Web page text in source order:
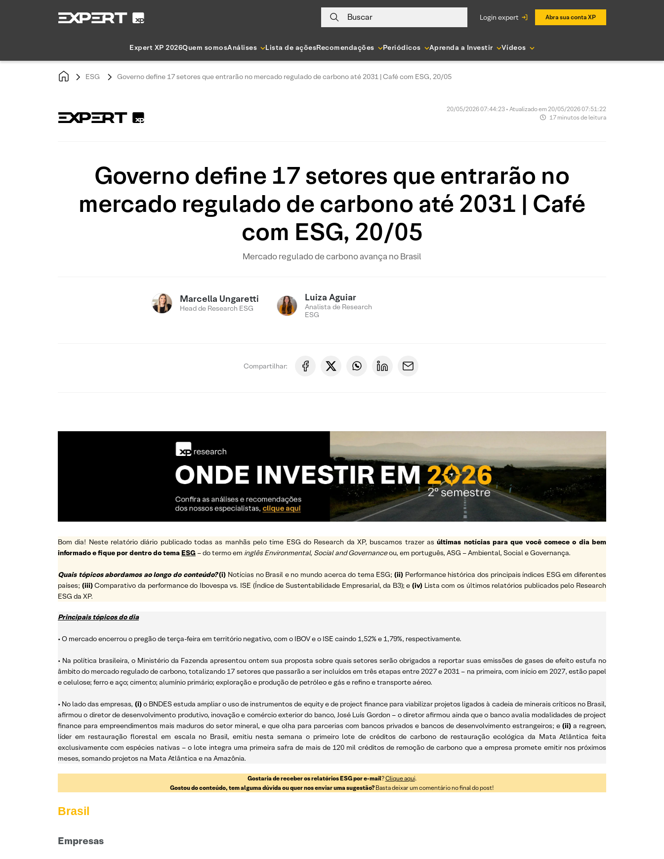
Buscar login expert Abra sua conta XP
Expert XP 2026Quem somosAnálises Lista de açõesRecomendações Periódicos Aprenda a Investir Vídeos
ESG Governo define 17 setores que entrarão no mercado regulado de carbono até 2031 | Café com ESG, 20/05
20/05/2026 07:44:23 • Atualizado em 20/05/2026 07:51:22
17 minutos de leitura
Governo define 17 setores que entrarão no
mercado regulado de carbono até 2031 | Café
com ESG, 20/05
Mercado regulado de carbono avança no Brasil
Marcella Ungaretti
Head de Research ESG
Luiza Aguiar
Analista de Research
ESG
Compartilhar:
Bom dia! Neste relatório diário publicado todas as manhãs pelo time ESG do Research da XP, buscamos trazer asúltimas notícias para que você comece o dia bem
informado e fique por dentro do tema ESG – do termo em inglês Environmental, Social and Governanceou, em português, ASG – Ambiental, Social e Governança.
Quais tópicos abordamos ao longo do conteúdo? (i) Notícias no Brasil e no mundo acerca do tema ESG;(ii) Performance histórica dos principais índices ESG em diferentes
países; (iii)Comparativo da performance do Ibovespa vs. ISE (Índice de Sustentabilidade Empresarial, da B3); e (iv) Lista com os últimos relatórios publicados pelo Research
ESG da XP.
Principais tópicos do dia
• O mercado encerrou o pregão de terça-feira em território negativo, com o IBOV e o ISE caindo 1,52% e 1,79%, respectivamente.
• Na política brasileira, o Ministério da Fazenda apresentou ontem sua proposta sobre quais setores serão obrigados a reportar suas emissões de gases de efeito estufa no
âmbito do mercado regulado de carbono, totalizando 17 setores que passarão a ser incluídos em três etapas entre 2027 e 2031 – na primeira, com início em 2027, estão papel
e celulose; ferro e aço; cimento; alumínio primário; exploração e produção de petróleo e gás e refino e transporte aéreo.
• No lado das empresas, (i)o BNDES estuda ampliar o uso de instrumentos de equity e de project finance para viabilizar projetos ligados à cadeia de minerais críticos no Brasil,
afirmou o diretor de desenvolvimento produtivo, inovação e comércio exterior do banco, José Luís Gordon – o diretor afirmou ainda que o banco avalia modalidades de project
finance para empreendimentos mais maduros do setor mineral, e que olha para parcerias com bancos privados e bancos de desenvolvimento estrangeiros; e (ii) a re.green,
líder em restauração florestal em escala no Brasil, emitiu nesta semana o primeiro lote de créditos de carbono de restauração ecológica da Mata Atlântica feita
exclusivamente com espécies nativas – o lote integra uma primeira safra de mais de 120 mil créditos de remoção de carbono que a empresa promete emitir nos próximos
meses, somando projetos na Mata Atlântica e na Amazônia.
Gostaria de receber os relatórios ESG por e-mail?Clique aqui.
Gostou do conteúdo, tem alguma dúvida ou quer nos enviar uma sugestão? Basta deixar um comentário no final do post!
Brasil
Empresas